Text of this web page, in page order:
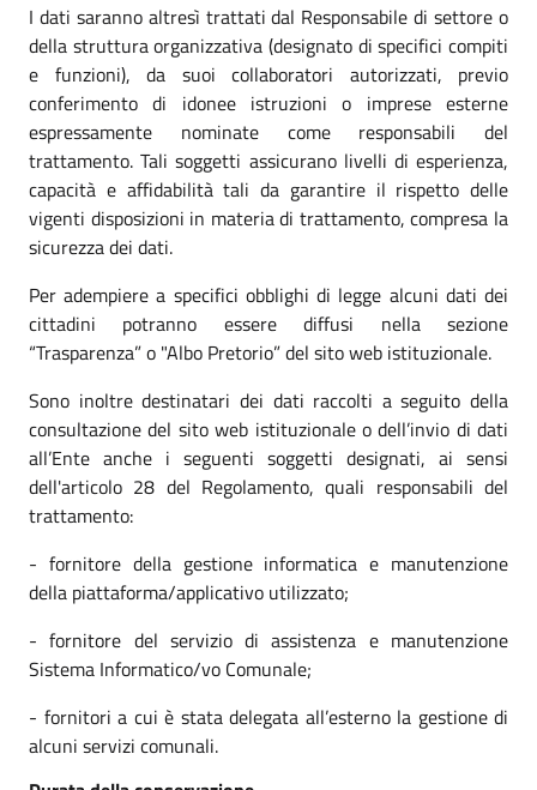
I dati saranno altresì trattati dal Responsabile di settore o
della struttura organizzativa (designato di specifici compiti
e funzioni), da suoi collaboratori autorizzati, previo
conferimento di idonee istruzioni o imprese esterne
espressamente nominate come responsabili del
trattamento. Tali soggetti assicurano livelli di esperienza,
capacità e affidabilità tali da garantire il rispetto delle
vigenti disposizioni in materia di trattamento, compresa la
sicurezza dei dati.
Per adempiere a specifici obblighi di legge alcuni dati dei
cittadini potranno essere diffusi nella sezione
“Trasparenza” o "Albo Pretorio” del sito web istituzionale.
Sono inoltre destinatari dei dati raccolti a seguito della
consultazione del sito web istituzionale o dell’invio di dati
all’Ente anche i seguenti soggetti designati, ai sensi
dell'articolo 28 del Regolamento, quali responsabili del
trattamento:
- fornitore della gestione informatica e manutenzione
della piattaforma/applicativo utilizzato;
- fornitore del servizio di assistenza e manutenzione
Sistema Informatico/vo Comunale;
- fornitori a cui è stata delegata all’esterno la gestione di
alcuni servizi comunali.